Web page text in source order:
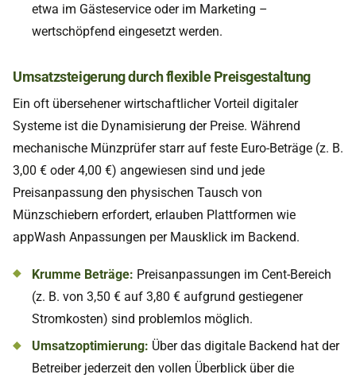
etwa im Gästeservice oder im Marketing –
wertschöpfend eingesetzt werden.
Umsatzsteigerung durch flexible Preisgestaltung
Ein oft übersehener wirtschaftlicher Vorteil digitaler
Systeme ist die Dynamisierung der Preise. Während
mechanische Münzprüfer starr auf feste Euro-Beträge (z. B.
3,00 € oder 4,00 €) angewiesen sind und jede
Preisanpassung den physischen Tausch von
Münzschiebern erfordert, erlauben Plattformen wie
appWash Anpassungen per Mausklick im Backend.
Krumme Beträge: Preisanpassungen im Cent-Bereich
(z. B. von 3,50 € auf 3,80 € aufgrund gestiegener
Stromkosten) sind problemlos möglich.
Umsatzoptimierung: Über das digitale Backend hat der
Betreiber jederzeit den vollen Überblick über die